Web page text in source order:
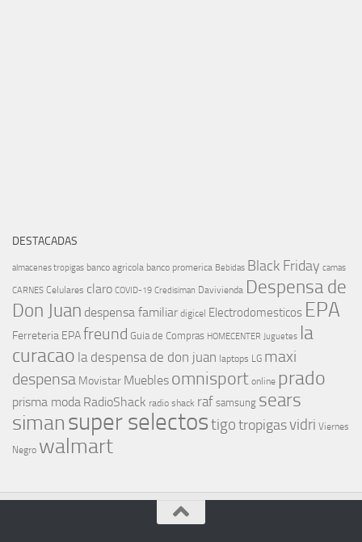
DESTACADAS
almacenes tropigas banco agricola banco promerica Bebidas Black Friday camas
CARNES Celulares claro COVID-19 Credisiman Davivienda Despensa de
Don Juan despensa familiar digicel Electrodomesticos EPA
Ferreteria EPAfreund Guia de Compras HOMECENTER Juguetes la
curacao la despensa de don juan laptops LG maxi
despensa Movistar Muebles omnisport online prado
prisma moda RadioShack radio shack raf samsung sears
simansuper selectostigotropigasvidri Viernes
Negro walmart